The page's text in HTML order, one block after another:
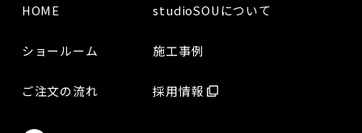
HOME studioSOUについて
ショールーム 施工事例
ご注文の流れ 採用情報